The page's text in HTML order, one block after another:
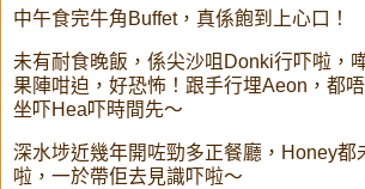
中午食完牛角Buffet，真係飽到上心口！
未有耐食晚飯，係尖沙咀Donki行吓啦，
果陣咁迫，好恐怖！跟手行埋Aeon，都
坐吓Hea吓時間先～
深水埗近幾年開咗勁多正餐廳，Honey都
啦，一於帶佢去見識吓啦～